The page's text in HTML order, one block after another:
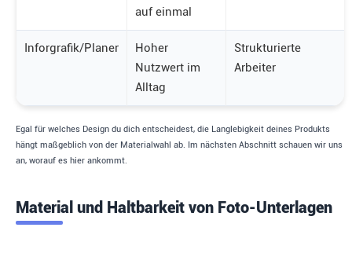
auf einmal
Inforgrafik/Planer
Hoher
Nutzwert im
Alltag
Strukturierte
Arbeiter
Egal für welches Design du dich entscheidest, die Langlebigkeit deines Produkts
hängt maßgeblich von der Materialwahl ab. Im nächsten Abschnitt schauen wir uns
an, worauf es hier ankommt.
Material und Haltbarkeit von Foto-Unterlagen